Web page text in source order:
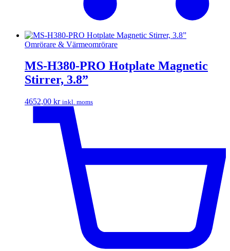
Omrörare & Värmeomrörare
MS-H380-PRO Hotplate Magnetic
Stirrer, 3.8”
4652,00 kr inkl. moms